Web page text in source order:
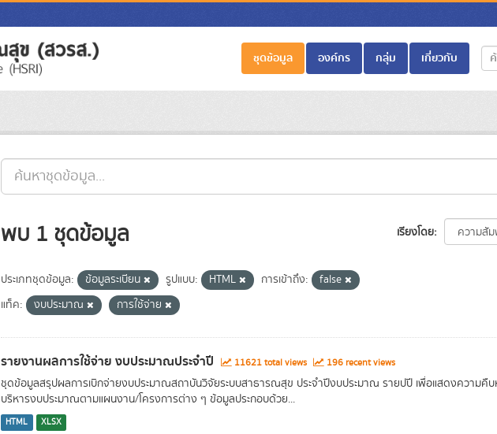
ชุดข้อมูล องค์กร กลุ่ม เกี่ยวกับ
เรียงโดย
พบ 1 ชุดข้อมูล
ประเภทชุดข้อมูล: ข้อมูลระเบียน รูปแบบ: HTML การเข้าถึง:
false
แท็ค:
งบประมาณ การใช้จ่าย
รายงานผลการใช้จ่าย งบประมาณประจำปี 11621 total views 196 recent views
ชุดข้อมูลสรุปผลการเบิกจ่ายงบประมาณสถาบันวิจัยระบบสาธารณสุข ประจำปีงบประมาณ รายปปี เพื่อแสดงความคืบ
บริหารงบประมาณตามแผนงาน/โครงการต่าง ๆ ข้อมูลประกอบด้วย...
HTML XLSX